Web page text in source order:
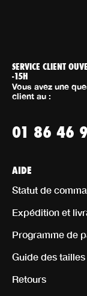
SERVICE CLIENT
-15H
Vous avez une
client au :
01 86 46
AIDE
Statut de
Expédition et
Programme de
Guide des tailles
Retours